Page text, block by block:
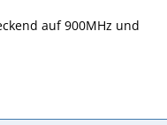
auf 900MHz und